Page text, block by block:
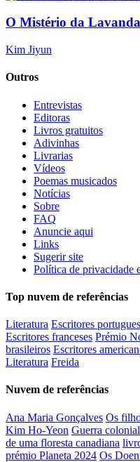
O Mistério da
Kim Jiyun
Outros
Entrevistas
Editoras
Livros gratuitos
Adivinhas
Livrarias
Vídeos
Poemas musicados
Notícias
Sobre
FAQ
Anuncie aqui
Links
Sugerir site
Política de privacidade
Top nuvem de referências
Literatura Escritores
Escritores franceses Prémio
brasileiros Escritores
Literatura Freida
Nuvem de referências
Ana Maria Gonçalves Os
Kim Ho-Yeon Guerra colonial
de uma floresta canadiana
prémio Planeta 2024 Os